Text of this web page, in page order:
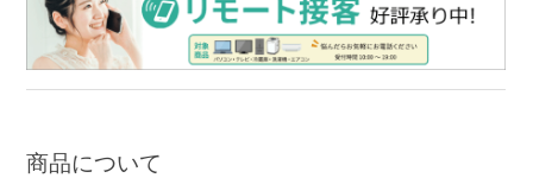
商品について